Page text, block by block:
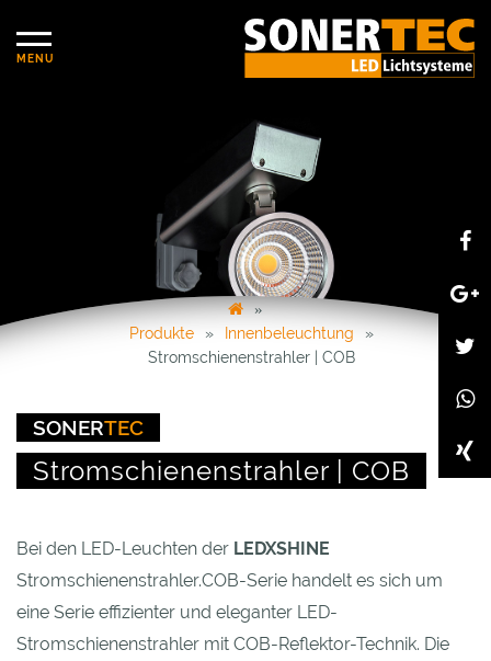
Produkte
Innenbeleuchtung
Stromschienenstrahler | COB
SONERTEC
Stromschienenstrahler | COB
Bei den LED-Leuchten der LEDXSHINE
Stromschienenstrahler.COB-Serie handelt es sich um
eine Serie effizienter und eleganter LED-
Stromschienenstrahler mit COB-Reflektor-Technik. Die